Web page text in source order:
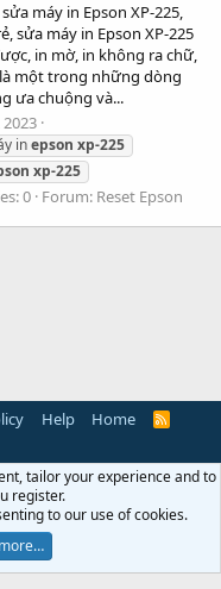
máy in Epson XP-225,
sửa máy in Epson XP-225
in mờ, in không ra chữ,
là một trong những dòng
ưa chuộng và...
inepson xp-225
xp-225
0 Forum: Reset Epson
Help Home
R
tailor your experience and to
register.
to our use of cookies.